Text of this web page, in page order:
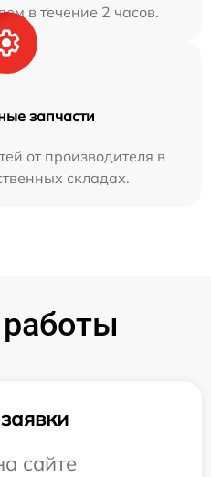
в течение 2 часов.
запчасти
от производителя в
складах.
сайте